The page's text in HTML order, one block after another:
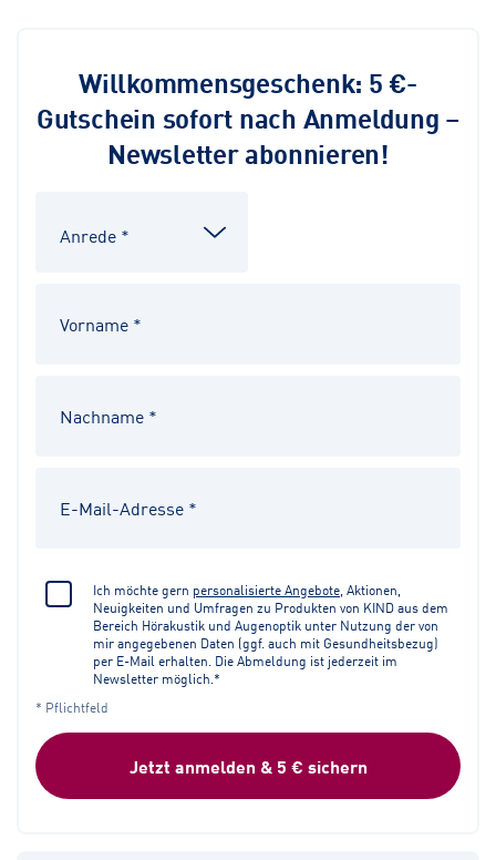
Willkommensgeschenk: 5 €-
Gutschein sofort nach Anmeldung –
Newsletter abonnieren!
Ich möchte gern personalisierte Angebote , Aktionen,
Neuigkeiten und Umfragen zu Produkten von KIND aus dem
Bereich Hörakustik und Augenoptik unter Nutzung der von
mir angegebenen Daten (ggf. auch mit Gesundheitsbezug)
per E-Mail erhalten. Die Abmeldung ist jederzeit im
Newsletter möglich.*
* Pflichtfeld
Jetzt anmelden & 5 € sichern